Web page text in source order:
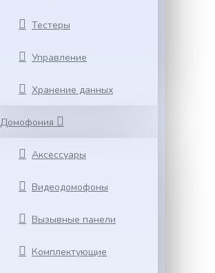
Тестеры
Управление
Хранение данных
Домофония
Аксессуары
Видеодомофоны
Вызывные панели
Комплектующие